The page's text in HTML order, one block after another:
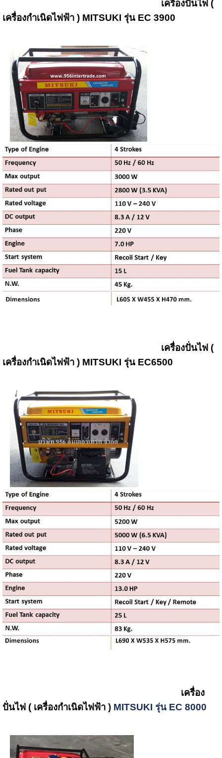
เครื่องปั่นไฟ (
เครื่องกำเนิดไฟฟ้า ) MITSUKI รุ่น EC 3900
เครื่องปั่นไฟ (
เครื่องกำเนิดไฟฟ้า ) MITSUKI รุ่น EC6500
เครื่อง
ปั่นไฟ ( เครื่องกำเนิดไฟฟ้า ) MITSUKI รุ่น EC 8000